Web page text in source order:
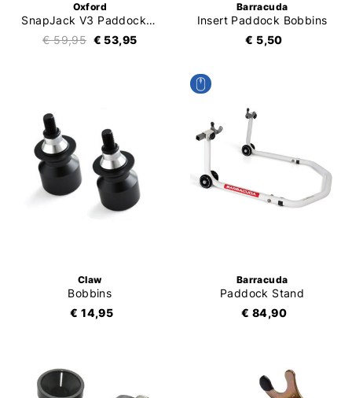
Oxford
SnapJack V3 Paddockstand
€ 59,95 € 53,95
Barracuda
Insert Paddock Bobbins
€ 5,50
Claw
Bobbins
€ 14,95
Barracuda
Paddock Stand
€ 84,90